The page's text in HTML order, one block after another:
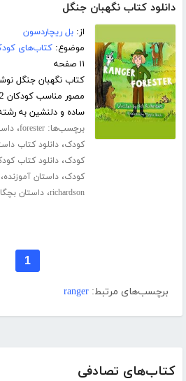
کتاب‌های تصادفی
دانلود کتاب نگهبان جنگل
از:بل ریچاردسون
موضوع:کتاب‌های
۱۱ صفحه
کتاب نگهبان جنگل
ساده و دلنشین به
برچسب‌ها:forester،
کودک،دانلود کتاب
کودک،دانلود کتاب
کودک،داستان آموزنده
richardson،داستان
1
برچسب‌های مرتبط: ranger